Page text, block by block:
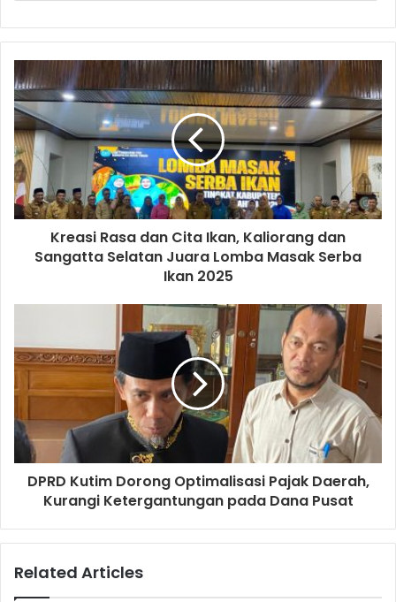
Kreasi Rasa dan Cita Ikan, Kaliorang dan
Sangatta Selatan Juara Lomba Masak Serba
Ikan 2025
DPRD Kutim Dorong Optimalisasi Pajak Daerah,
Kurangi Ketergantungan pada Dana Pusat
Related Articles